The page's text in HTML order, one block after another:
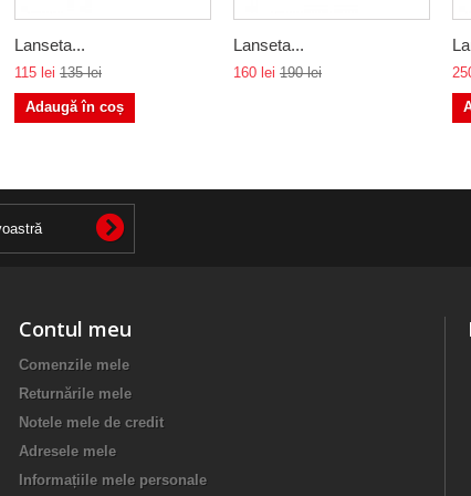
Lanseta...
115 lei 135 lei
Adaugă în coș
Lanseta...
160 lei 190 lei
Contul meu
Comenzile mele
Returnările mele
Notele mele de credit
Adresele mele
Informațiile mele personale